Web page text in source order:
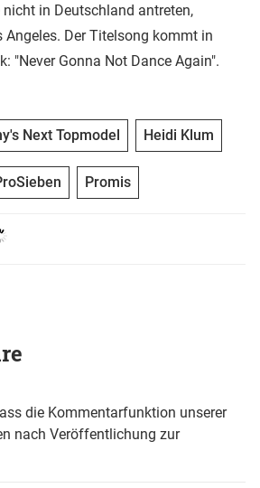
nicht in Deutschland antreten,
Angeles. Der Titelsong kommt in
"Never Gonna Not Dance Again".
Next Topmodel Heidi Klum
Promis
die Kommentarfunktion unserer
nach Veröffentlichung zur